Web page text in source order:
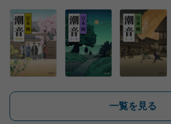
一覧を見る